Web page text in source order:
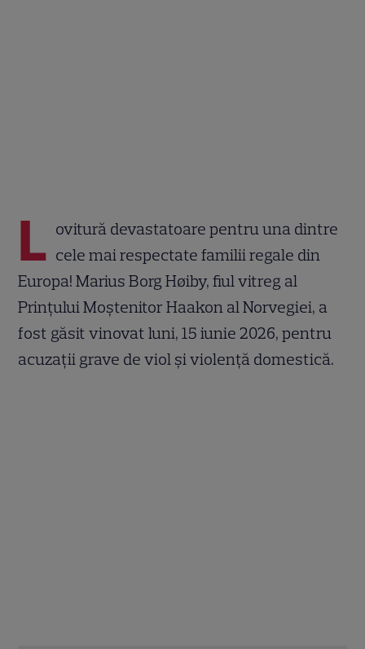
L ovitură devastatoare pentru una dintre
cele mai respectate familii regale din
Europa! Marius Borg Høiby, fiul vitreg al
Prințului Moștenitor Haakon al Norvegiei, a
fost găsit vinovat luni, 15 iunie 2026, pentru
acuzații grave de viol și violență domestică.